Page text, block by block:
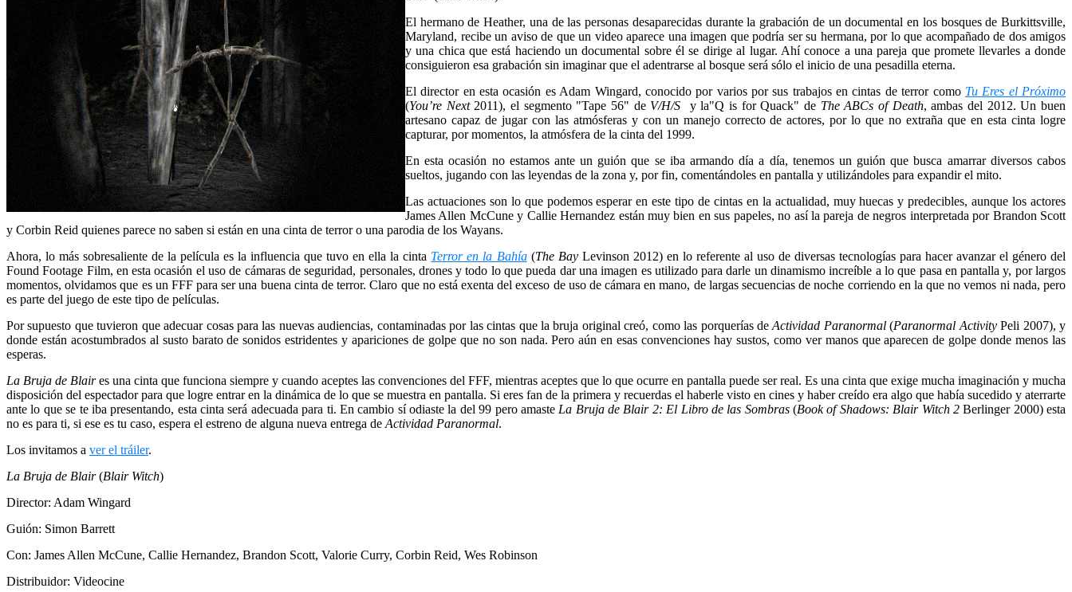
El hermano de Heather, una de las personas desaparecidas durante la grabación de un documental en los bosques de Burkittsville,
Maryland, recibe un aviso de que un video aparece una imagen que podría ser su hermana, por lo que acompañado de dos amigos
y una chica que está haciendo un documental sobre él se dirige al lugar. Ahí conoce a una pareja que promete llevarles a donde
consiguieron esa grabación sin imaginar que el adentrarse al bosque será sólo el inicio de una pesadilla eterna.
El director en esta ocasión es Adam Wingard, conocido por varios por sus trabajos en cintas de terror como Tu Eres el Próximo
(You’re Next2011), el segmento "Tape 56" de V/H/S y la"Q is for Quack" de The ABCs of Death, ambas del 2012. Un buen
artesano capaz de jugar con las atmósferas y con un manejo correcto de actores, por lo que no extraña que en esta cinta logre
capturar, por momentos, la atmósfera de la cinta del 1999.
En esta ocasión no estamos ante un guión que se iba armando día a día, tenemos un guión que busca amarrar diversos cabos
sueltos, jugando con las leyendas de la zona y, por fin, comentándoles en pantalla y utilizándoles para expandir el mito.
Las actuaciones son lo que podemos esperar en este tipo de cintas en la actualidad, muy huecas y predecibles, aunque los actores
James Allen McCune y Callie Hernandez están muy bien en sus papeles, no así la pareja de negros interpretada por Brandon Scott
y Corbin Reid quienes parece no saben si están en una cinta de terror o una parodia de los Wayans.
Ahora, lo más sobresaliente de la película es la influencia que tuvo en ella la cinta Terror en la Bahía (The Bay Levinson 2012) en lo referente al uso de diversas tecnologías para hacer avanzar el género del
Found Footage Film, en esta ocasión el uso de cámaras de seguridad, personales, drones y todo lo que pueda dar una imagen es utilizado para darle un dinamismo increíble a lo que pasa en pantalla y, por largos
momentos, olvidamos que es un FFF para ser una buena cinta de terror. Claro que no está exenta del exceso de uso de cámara en mano, de largas secuencias de noche corriendo en la que no vemos ni nada, pero
es parte del juego de este tipo de películas.
Por supuesto que tuvieron que adecuar cosas para las nuevas audiencias, contaminadas por las cintas que la bruja original creó, como las porquerías deActividad Paranormal(Paranormal ActivityPeli 2007), y
donde están acostumbrados al susto barato de sonidos estridentes y apariciones de golpe que no son nada. Pero aún en esas convenciones hay sustos, como ver manos que aparecen de golpe donde menos las
esperas.
La Bruja de Blaires una cinta que funciona siempre y cuando aceptes las convenciones del FFF, mientras aceptes que lo que ocurre en pantalla puede ser real. Es una cinta que exige mucha imaginación y mucha
disposición del espectador para que logre entrar en la dinámica de lo que se muestra en pantalla. Si eres fan de la primera y recuerdas el haberle visto en cines y haber creído era algo que había sucedido y aterrarte
ante lo que se te iba presentando, esta cinta será adecuada para ti. En cambio sí odiaste la del 99 pero amaste La Bruja de Blair 2: El Libro de las Sombras (Book of Shadows: Blair Witch 2Berlinger 2000) esta
no es para ti, si ese es tu caso, espera el estreno de alguna nueva entrega de Actividad Paranormal.
Los invitamos a ver el tráiler.
La Bruja de Blair(Blair Witch)
Director: Adam Wingard
Guión: Simon Barrett
Con: James Allen McCune, Callie Hernandez, Brandon Scott, Valorie Curry, Corbin Reid, Wes Robinson
Distribuidor: Videocine